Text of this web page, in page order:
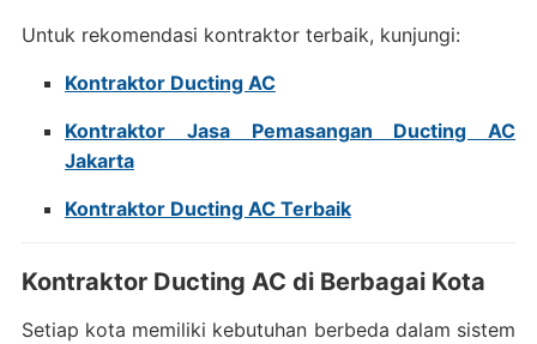
Untuk rekomendasi kontraktor terbaik, kunjungi:
Kontraktor Ducting AC
Kontraktor Jasa Pemasangan Ducting AC
Jakarta
Kontraktor Ducting AC Terbaik
Kontraktor Ducting AC di Berbagai Kota
Setiap kota memiliki kebutuhan berbeda dalam sistem